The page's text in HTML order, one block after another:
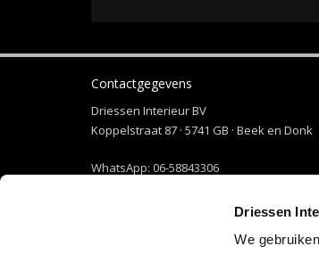
Driessen
We
Contactgegevens
Driessen Interieur BV
Koppelstraat 87 · 5741 GB · Beek en Donk
WhatsApp: 06-
info@driessen-interieur.nl
Openen in Google Maps